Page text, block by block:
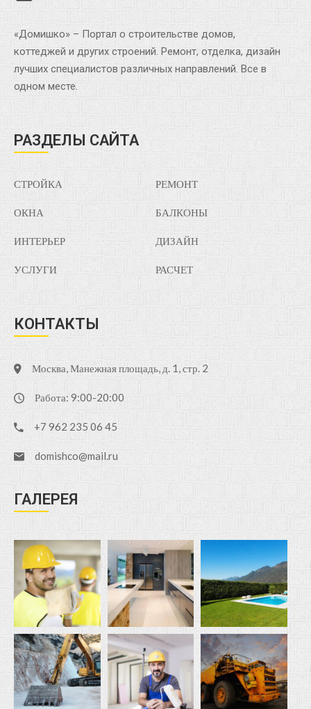
«Домишко» – Портал о строительстве домов,
коттеджей и других строений. Ремонт, отделка, дизайн
лучших специалистов различных направлений. Все в
одном месте.
РАЗДЕЛЫ САЙТА
СТРОЙКА
ОКНА
ИНТЕРЬЕР
УСЛУГИ
РЕМОНТ
БАЛКОНЫ
ДИЗАЙН
РАСЧЕТ
КОНТАКТЫ
Москва, Манежная площадь, д. 1, стр. 2
Работа: 9:00-20:00
+7 962 235 06 45
domishco@mail.ru
ГАЛЕРЕЯ